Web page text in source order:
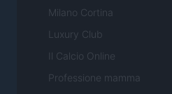
Milano Cortina
Luxury Club
Il Calcio Online
Professione mamma